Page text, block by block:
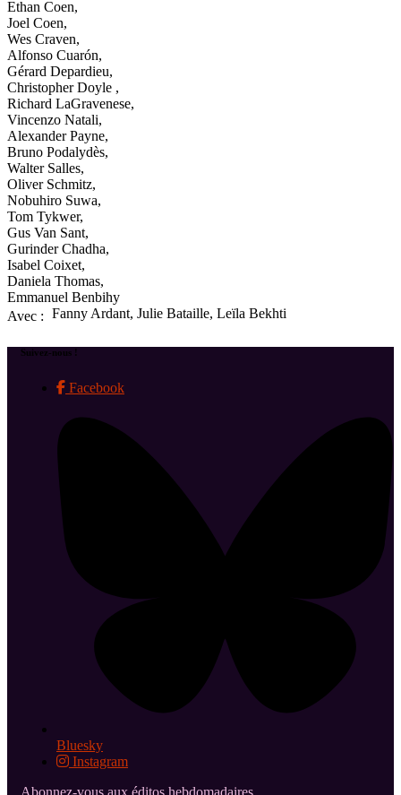
Ethan Coen,
Joel Coen,
Wes Craven,
Alfonso Cuarón,
Gérard Depardieu,
Christopher Doyle ,
Richard LaGravenese,
Vincenzo Natali,
Alexander Payne,
Bruno Podalydès,
Walter Salles,
Oliver Schmitz,
Nobuhiro Suwa,
Tom Tykwer,
Gus Van Sant,
Gurinder Chadha,
Isabel Coixet,
Daniela Thomas,
Emmanuel Benbihy
Avec : Fanny Ardant, Julie Bataille, Leïla Bekhti
Suivez-nous !
Facebook
Bluesky
Instagram
Abonnez-vous aux éditos hebdomadaires